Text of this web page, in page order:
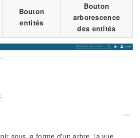
Bouton
entités
Bouton
arborescence
des entités
sous la forme d'un arbre, la vue